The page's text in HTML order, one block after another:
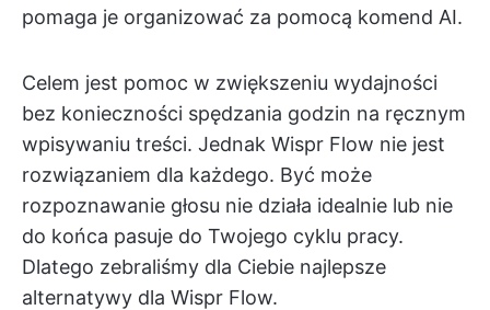
pomaga je organizować za pomocą komend AI.
Celem jest pomoc w zwiększeniu wydajności
bez konieczności spędzania godzin na ręcznym
wpisywaniu treści. Jednak Wispr Flow nie jest
rozwiązaniem dla każdego. Być może
rozpoznawanie głosu nie działa idealnie lub nie
do końca pasuje do Twojego cyklu pracy.
Dlatego zebraliśmy dla Ciebie najlepsze
alternatywy dla Wispr Flow.